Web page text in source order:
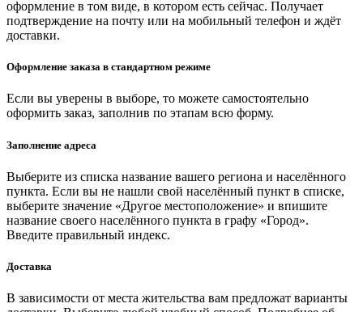
оформление в том виде, в котором есть сейчас. Получает
подтверждение на почту или на мобильный телефон и ждёт
доставки.
Оформление заказа в стандартном режиме
Если вы уверены в выборе, то можете самостоятельно
оформить заказ, заполнив по этапам всю форму.
Заполнение адреса
Выберите из списка название вашего региона и населённого
пункта. Если вы не нашли свой населённый пункт в списке,
выберите значение «Другое местоположение» и впишите
название своего населённого пункта в графу «Город».
Введите правильный индекс.
Доставка
В зависимости от места жительства вам предложат варианты